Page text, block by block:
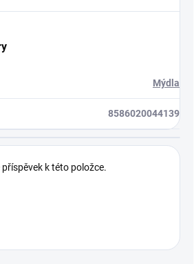
Mýdla
8586020044139
k této položce.